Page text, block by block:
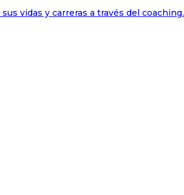
vidas y carreras a través del coaching.